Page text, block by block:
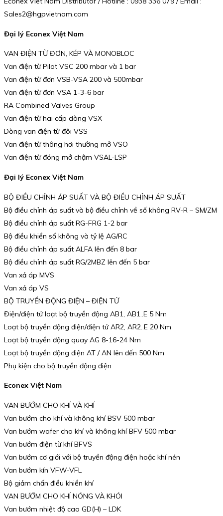
Sales2@hgpvietnam.com
Đại lý Econex Việt Nam
VAN ĐIỆN TỪ ĐƠN, KÉP VÀ MONOBLOC
Van điện từ Pilot VSC 200 mbar và 1 bar
Van điện từ đơn VSB-VSA 200 và 500mbar
Van điện từ đơn VSA 1-3-6 bar
RA Combined Valves Group
Van điện từ hai cấp dòng VSX
Dòng van điện từ đôi VSS
Van điện từ thông hơi thường mở VSO
Van điện từ đóng mở chậm VSAL-LSP
Đại lý Econex Việt Nam
BỘ ĐIỀU CHỈNH ÁP SUẤT VÀ BỘ ĐIỀU CHỈNH ÁP SUẤT
Bộ điều chỉnh áp suất và bộ điều chỉnh về số không RV-R – SM/ZM
Bộ điều chỉnh áp suất RG-FRG 1-2 bar
Bộ điều khiển số không và tỷ lệ AG/RC
Bộ điều chỉnh áp suất ALFA lên đến 8 bar
Bộ điều chỉnh áp suất RG/2MBZ lên đến 5 bar
Van xả áp MVS
Van xả áp VS
BỘ TRUYỀN ĐỘNG ĐIỆN – ĐIỆN TỬ
Điện/điện tử loạt bộ truyền động AB1, AB1..E 5 Nm
Loạt bộ truyền động điện/điện tử AR2, AR2..E 20 Nm
Loạt bộ truyền động quay AG 8-16-24 Nm
Loạt bộ truyền động điện AT / AN lên đến 500 Nm
Phụ kiện cho bộ truyền động điện
Econex Việt Nam
VAN BƯỚM CHO KHÍ VÀ KHÍ
Van bướm cho khí và không khí BSV 500 mbar
Van bướm wafer cho khí và không khí BFV 500 mbar
Van bướm điện từ khí BFVS
Van bướm cơ giới với bộ truyền động điện hoặc khí nén
Van bướm kín VFW-VFL
Bộ giảm chấn điều khiển khí
VAN BƯỚM CHO KHÍ NÓNG VÀ KHÓI
Van bướm nhiệt độ cao GD(H) – LDK